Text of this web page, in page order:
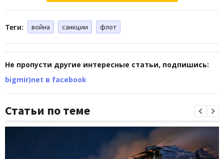
Теги: война санкции флот
Не пропусти другие интересные статьи, подпишись:
bigmir)net в facebook
Статьи по теме